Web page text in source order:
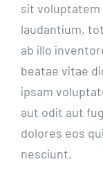
sit voluptatem
laudantium,
ab illo
beatae vitae
ipsam
aut odit aut
dolores eos
nesciunt.